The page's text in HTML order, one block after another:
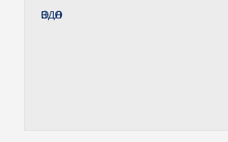
ӨВДӨЛ